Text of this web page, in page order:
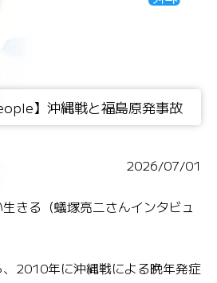
】沖縄戦と福島原発事故
2026/07/01
きる（蟻塚亮二さんインタビュ
2010年に沖縄戦による晩年発症